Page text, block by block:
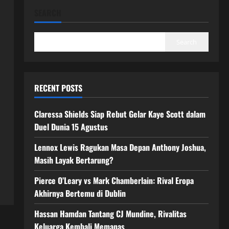
RECENT POSTS
Claressa Shields Siap Rebut Gelar Kaye Scott dalam
Duel Dunia 15 Agustus
Lennox Lewis Ragukan Masa Depan Anthony Joshua,
Masih Layak Bertarung?
Pierce O’Leary vs Mark Chamberlain: Rival Eropa
Akhirnya Bertemu di Dublin
Hassan Hamdan Tantang CJ Mundine, Rivalitas
Keluarga Kembali Memanas